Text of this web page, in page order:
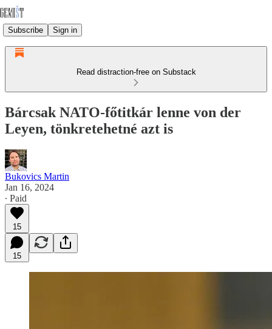
Subscribe Sign in
Read distraction-free on Substack
Bárcsak NATO-főtitkár lenne von der
Leyen, tönkretehetné azt is
Bukovics Martin
Jan 16, 2024
∙ Paid
15
15